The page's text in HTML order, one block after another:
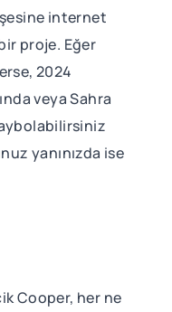
internet
proje. Eğer
2024
veya Sahra
yanınızda ise
Cooper, her ne